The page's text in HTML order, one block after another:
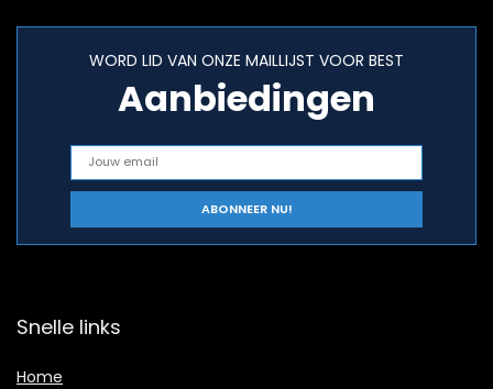
WORD LID VAN ONZE MAILLIJST VOOR BEST
Aanbiedingen
Snelle links
Home